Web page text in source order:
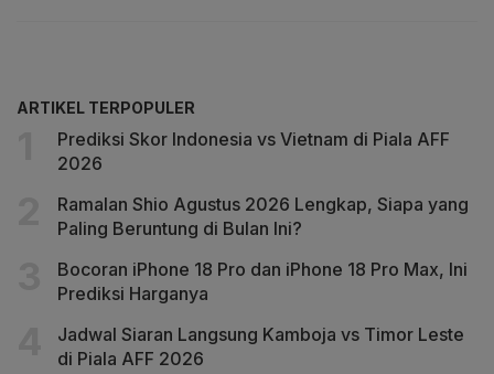
ARTIKEL TERPOPULER
Prediksi Skor Indonesia vs Vietnam di Piala AFF
2026
Ramalan Shio Agustus 2026 Lengkap, Siapa yang
Paling Beruntung di Bulan Ini?
Bocoran iPhone 18 Pro dan iPhone 18 Pro Max, Ini
Prediksi Harganya
Jadwal Siaran Langsung Kamboja vs Timor Leste
di Piala AFF 2026